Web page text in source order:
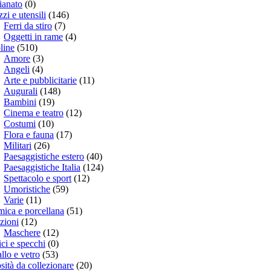
(0)
e utensili (146)
Ferri da stiro (7)
Oggetti in rame (4)
(510)
Amore (3)
Angeli (4)
Arte e pubblicitarie (11)
Augurali (148)
Bambini (19)
Cinema e teatro (12)
Costumi (10)
Flora e fauna (17)
Militari (26)
Paesaggistiche estero (40)
Paesaggistiche Italia (124)
Spettacolo e sport (12)
Umoristiche (59)
Varie (11)
e porcellana (51)
(12)
Maschere (12)
e specchi (0)
e vetro (53)
da collezionare (20)